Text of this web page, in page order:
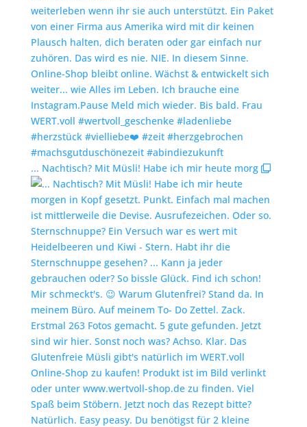
... Nachtisch? Mit Müsli! Habe ich mir heute morg